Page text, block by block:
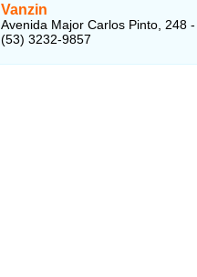
Vanzin
Avenida Major Carlos Pinto, 248
(53) 3232-9857